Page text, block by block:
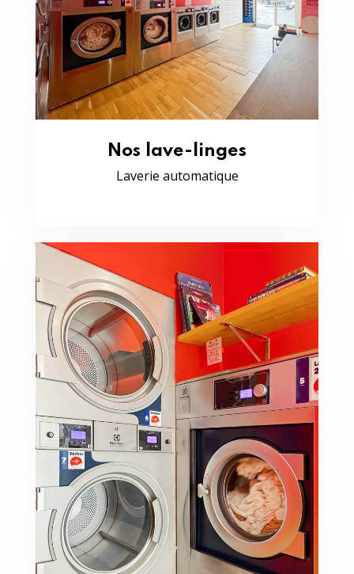
Nos lave-linges
Laverie automatique